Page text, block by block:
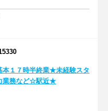
本１７時半終業★未経験スタ
業務など☆駅近★